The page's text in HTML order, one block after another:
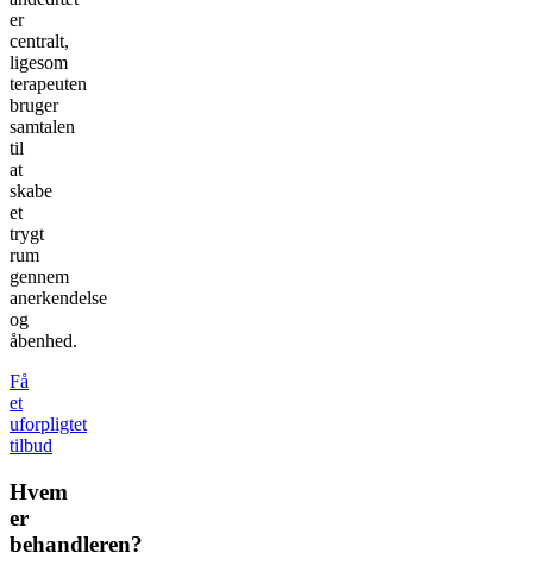
er
centralt,
ligesom
terapeuten
bruger
samtalen
til
at
skabe
et
trygt
rum
gennem
anerkendelse
og
åbenhed.
Få
et
uforpligtet
tilbud
Hvem
er
behandleren?